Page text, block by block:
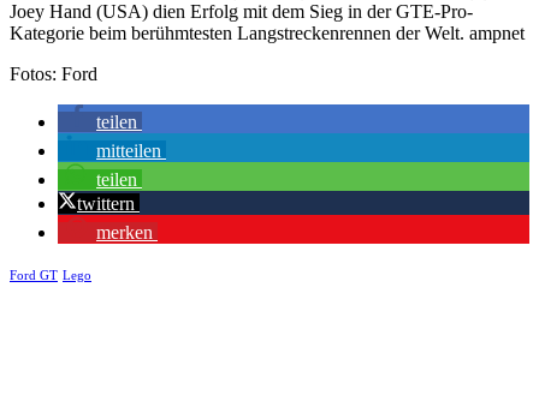
Joey Hand (USA) dien Erfolg mit dem Sieg in der GTE-Pro-
Kategorie beim berühmtesten Langstreckenrennen der Welt. ampnet
Fotos: Ford
teilen
mitteilen
teilen
twittern
merken
Ford GT Lego